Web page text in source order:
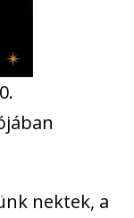
nektek, a